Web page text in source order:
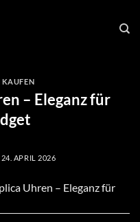
KAUFEN
– Eleganz für
24. APRIL 2026